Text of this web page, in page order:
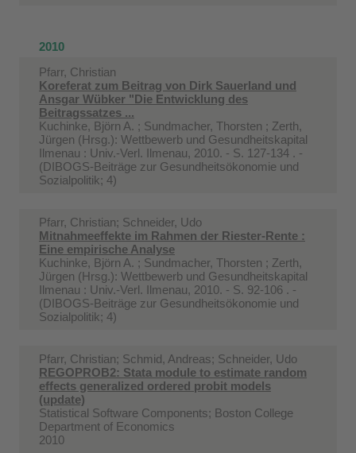
2010
Pfarr, Christian
Koreferat zum Beitrag von Dirk Sauerland und
Ansgar Wübker "Die Entwicklung des
Beitragssatzes ...
Kuchinke, Björn A. ; Sundmacher, Thorsten ; Zerth,
Jürgen (Hrsg.): Wettbewerb und Gesundheitskapital
Ilmenau : Univ.-Verl. Ilmenau, 2010. - S. 127-134 . -
(DIBOGS-Beiträge zur Gesundheitsökonomie und
Sozialpolitik; 4)
Pfarr, Christian; Schneider, Udo
Mitnahmeeffekte im Rahmen der Riester-Rente :
Eine empirische Analyse
Kuchinke, Björn A. ; Sundmacher, Thorsten ; Zerth,
Jürgen (Hrsg.): Wettbewerb und Gesundheitskapital
Ilmenau : Univ.-Verl. Ilmenau, 2010. - S. 92-106 . -
(DIBOGS-Beiträge zur Gesundheitsökonomie und
Sozialpolitik; 4)
Pfarr, Christian; Schmid, Andreas; Schneider, Udo
REGOPROB2: Stata module to estimate random
effects generalized ordered probit models
(update)
Statistical Software Components; Boston College
Department of Economics
2010